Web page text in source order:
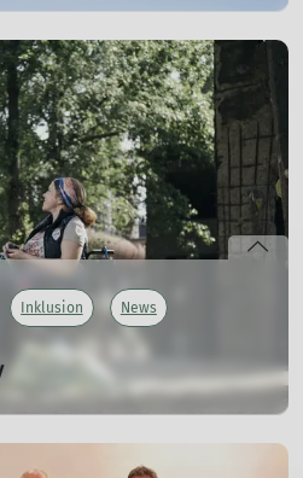
es ruhig geworden, um die
auf den Linken
und
die Pläne sind vom Tisch?
Inklusion News
Gruppe in der Sektion
sowohl körperlich